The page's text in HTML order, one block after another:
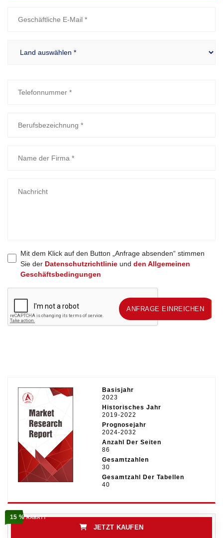
Mit dem Klick auf den Button „Anfrage absenden“ stimmen
Sie der Datenschutzrichtlinieund den Allgemeinen
Geschäftsbedingungen
ANFRAGE EINREICHEN ANFRAGE EINREICHEN
Basisjahr
2023
Historisches Jahr
2019-2022
Prognosejahr
2024-2032
Anzahl Der Seiten
86
Gesamtzahlen
30
Gesamtzahl Der Tabellen
40
15 %RABATT
JETZT KAUFEN